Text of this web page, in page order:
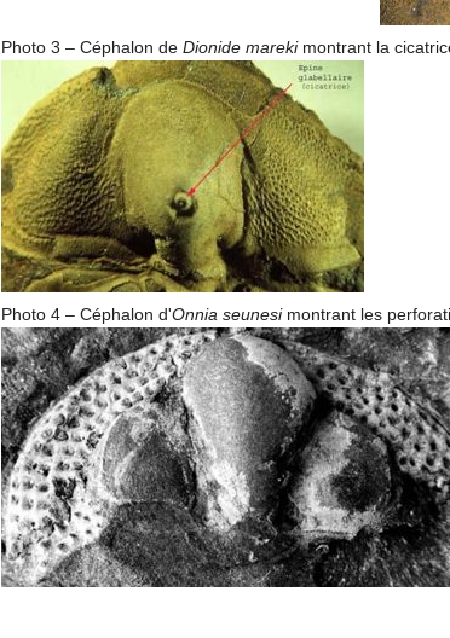
Photo 3 – Céphalon de Dionide marekimontrant la
Photo 4 – Céphalon d'Onnia seunesimontrant les